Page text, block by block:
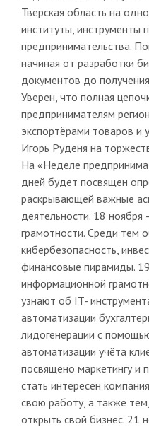
Тверская область на
институты, инструменты
предпринимательства.
начиная от разработки
документов до
Уверен, что полная
предпринимателям
экспортёрами товаров и
Игорь Руденя на
На «Неделе
дней будет посвящен
раскрывающей важные
деятельности. 18
грамотности. Среди тем
кибербезопасность,
финансовые пирамиды.
информационной
узнают об IT-
автоматизации
лидогенерации с
автоматизации учёта
посвящено маркетингу и
стать интересен
свою работу, а также
открыть свой бизнес. 21